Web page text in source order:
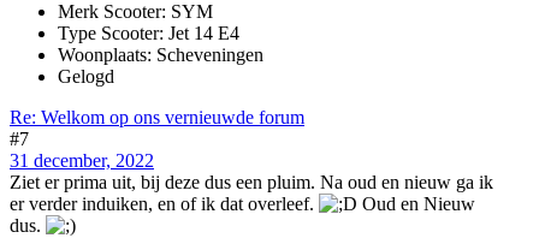
Merk Scooter: SYM
Type Scooter: Jet 14 E4
Woonplaats: Scheveningen
Gelogd
Re: Welkom op ons vernieuwde forum
#7
31 december, 2022
Ziet er prima uit, bij deze dus een pluim. Na oud en nieuw ga ik
er verder induiken, en of ik dat overleef.
Oud en Nieuw
dus.